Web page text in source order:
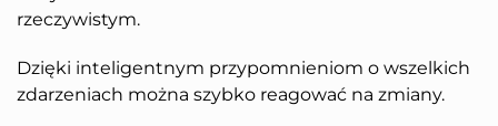
rzeczywistym.
Dzięki inteligentnym przypomnieniom o wszelkich
zdarzeniach można szybko reagować na zmiany.